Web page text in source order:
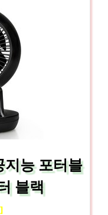
지능 포터블
블랙